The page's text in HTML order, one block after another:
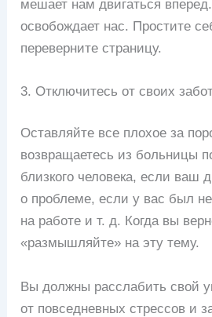
мешает нам двигаться
освобождает нас. Простите
переверните страницу.
3. Отключитесь от своих
Оставляйте все плохое за
возвращаетесь из больницы
близкого человека, если ваш
о проблеме, если у вас был
на работе и т. д. Когда вы
«размышляйте» на эту тему.
Вы должны расслабить свой
от повседневных стрессов и